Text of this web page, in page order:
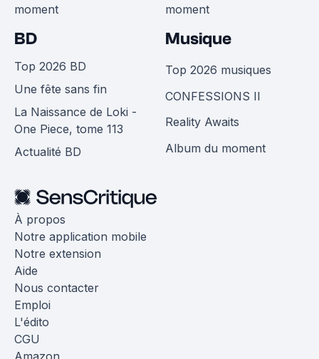
moment
moment
BD
Top 2026 BD
Une fête sans fin
La Naissance de Loki -
One Piece, tome 113
Actualité BD
Musique
Top 2026 musiques
CONFESSIONS II
Reality Awaits
Album du moment
À propos
Notre application mobile
Notre extension
Aide
Nous contacter
Emploi
L'édito
CGU
Amazon